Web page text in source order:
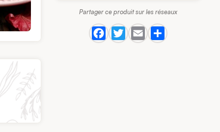
Partager ce produit sur les réseaux